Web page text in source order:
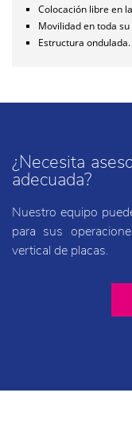
Colocación libre en
Movilidad en toda
Estructura ondulada.
¿Necesita
adecuada?
Nuestro equipo
para sus
vertical de placas.